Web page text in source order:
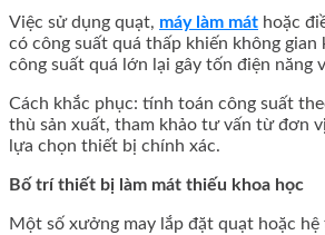
Việc sử dụng quạt, máy làm mát hoặc
có công suất quá thấp khiến không gian
công suất quá lớn lại gây tốn điện năng
Cách khắc phục: tính toán công suất
thù sản xuất, tham khảo tư vấn từ đơn
lựa chọn thiết bị chính xác.
Bố trí thiết bị làm mát thiếu khoa học
Một số xưởng may lắp đặt quạt hoặc